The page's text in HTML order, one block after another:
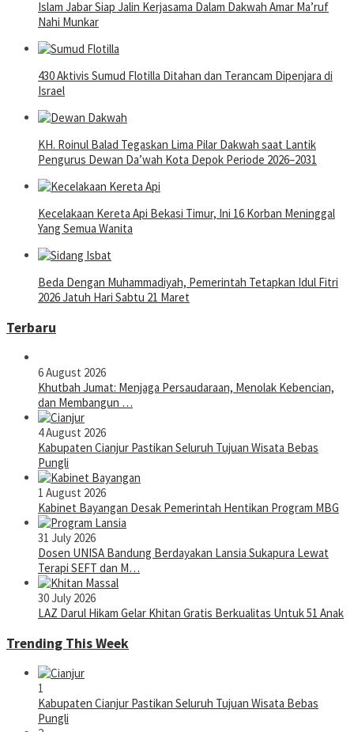
Islam Jabar Siap Jalin Kerjasama Dalam Dakwah Amar Ma’ruf
Nahi Munkar
430 Aktivis Sumud Flotilla Ditahan dan Terancam Dipenjara di
Israel
KH. Roinul Balad Tegaskan Lima Pilar Dakwah saat Lantik
Pengurus Dewan Da’wah Kota Depok Periode 2026–2031
Kecelakaan Kereta Api Bekasi Timur, Ini 16 Korban Meninggal
Yang Semua Wanita
Beda Dengan Muhammadiyah, Pemerintah Tetapkan Idul Fitri
2026 Jatuh Hari Sabtu 21 Maret
Terbaru
6 August 2026
Khutbah Jumat: Menjaga Persaudaraan, Menolak Kebencian,
dan Membangun …
4 August 2026
Kabupaten Cianjur Pastikan Seluruh Tujuan Wisata Bebas
Pungli
1 August 2026
Kabinet Bayangan Desak Pemerintah Hentikan Program MBG
31 July 2026
Dosen UNISA Bandung Berdayakan Lansia Sukapura Lewat
Terapi SEFT dan M…
30 July 2026
LAZ Darul Hikam Gelar Khitan Gratis Berkualitas Untuk 51 Anak
Trending This Week
1
Kabupaten Cianjur Pastikan Seluruh Tujuan Wisata Bebas
Pungli